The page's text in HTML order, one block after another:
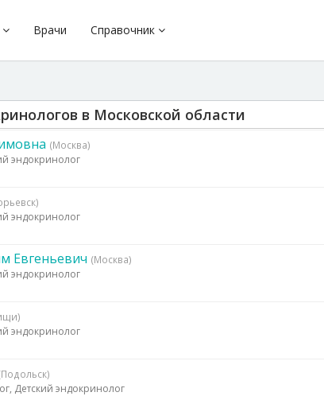
Врачи Справочник
в Московской области
(Москва)
эндокринолог
эндокринолог
Евгеньевич (Москва)
эндокринолог
эндокринолог
Детский эндокринолог